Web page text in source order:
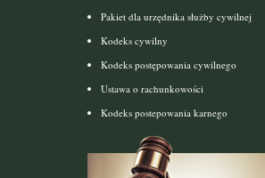
Pakiet dla urzędnika służby cywilnej
Kodeks cywilny
Kodeks postępowania cywilnego
Ustawa o rachunkowości
Kodeks postepowania karnego